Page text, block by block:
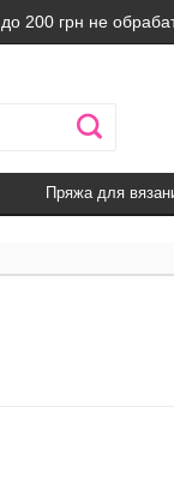
200 грн не
Пряжа для